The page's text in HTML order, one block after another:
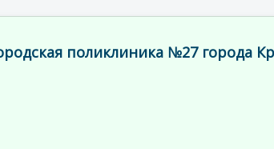
поликлиника №27 города